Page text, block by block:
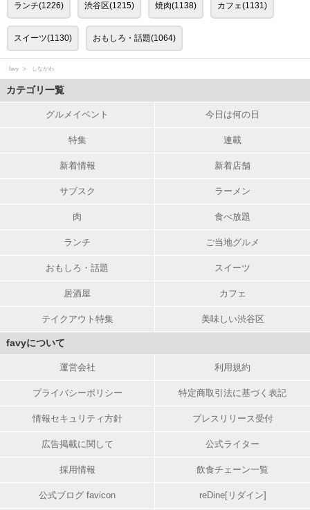
ランチ(1226) 渋谷区(1215) 焼肉(1138) カフェ(1131)
スイーツ(1130) おもしろ・話題(1064)
favy しながわ
カテゴリ一覧
グルメイベント 今日は何の日
特集 連載
新着情報 新着店舗
サブスク ラーメン
肉 食べ放題
ランチ ご当地グルメ
おもしろ・話題 スイーツ
居酒屋 カフェ
テイクアウト特集 美味しい渋谷区
favyについて
運営会社 利用規約
プライバシーポリシー 特定商取引法に基づく表記
情報セキュリティ方針 プレスリリース受付
広告掲載に関して 公式ライター
採用情報 飲食チェーン一覧
公式ブログ favicon reDine[リダイン]